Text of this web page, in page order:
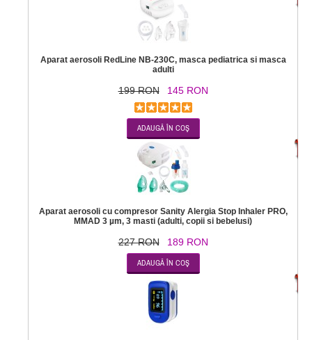
Aparat aerosoli RedLine NB-230C, masca pediatrica si masca
adulti
199 RON 145 RON
Aparat aerosoli cu compresor Sanity Alergia Stop Inhaler PRO,
MMAD 3 µm, 3 masti (adulti, copii si bebelusi)
227 RON 189 RON